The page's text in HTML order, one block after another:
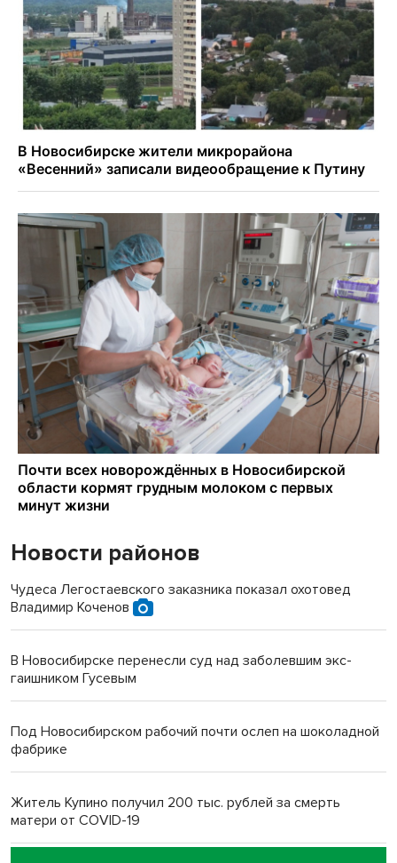
Новости районов
Чудеса Легостаевского заказника показал охотовед
Владимир Коченов
В Новосибирске перенесли суд над заболевшим экс-
гаишником Гусевым
Под Новосибирском рабочий почти ослеп на шоколадной
фабрике
Житель Купино получил 200 тыс. рублей за смерть
матери от COVID-19